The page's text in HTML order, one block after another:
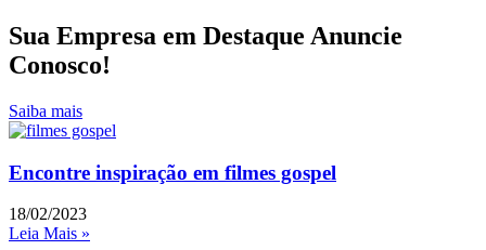
Sua Empresa em Destaque Anuncie
Conosco!
Saiba mais
Encontre inspiração em filmes gospel
18/02/2023
Leia Mais »